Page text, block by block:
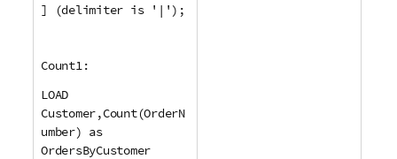
] (delimiter is '|');
Count1:
LOAD
Customer,Count(OrderN
umber) as
OrdersByCustomer